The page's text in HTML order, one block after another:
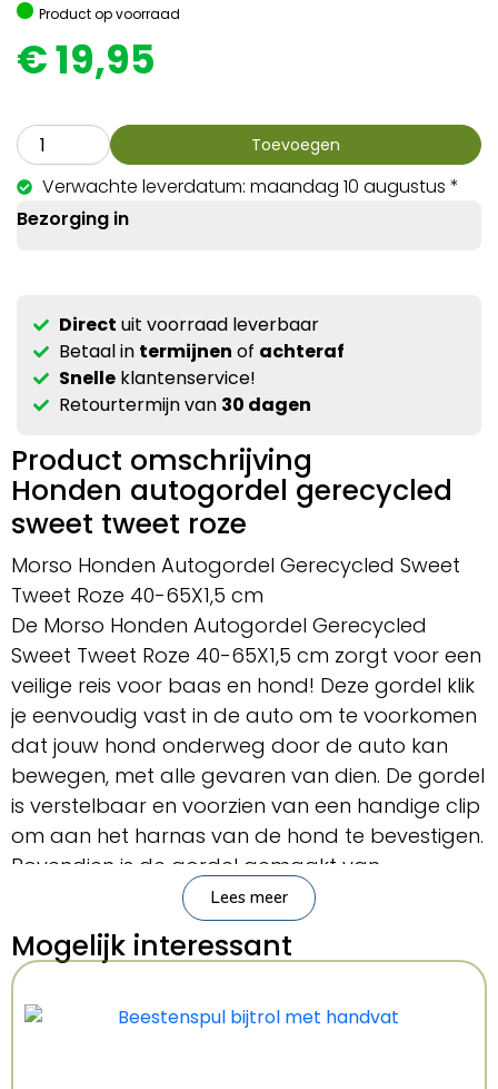
Product op voorraad
€19,95
Toevoegen
Verwachte leverdatum: maandag 10 augustus *
Bezorging in
Direct uit voorraad leverbaar
Betaal in termijnen of achteraf
Snelleklantenservice!
Retourtermijn van 30 dagen
Product omschrijving
Honden autogordel gerecycled
sweet tweet roze
Morso Honden Autogordel Gerecycled Sweet
Tweet Roze 40-65X1,5 cm
De Morso Honden Autogordel Gerecycled
Sweet Tweet Roze 40-65X1,5 cm zorgt voor een
veilige reis voor baas en hond! Deze gordel klik
je eenvoudig vast in de auto om te voorkomen
dat jouw hond onderweg door de auto kan
bewegen, met alle gevaren van dien. De gordel
is verstelbaar en voorzien van een handige clip
om aan het harnas van de hond te bevestigen.
Bovendien is de gordel gemaakt van
gerecycled materiaal, een duurzame keuze
dus. Het leuke printje maakt de gordel
helemaal af!
Geschikt voor honden tot 20 kg.
– Autogordel voor de hond van Morso
Lees meer
Mogelijk interessant